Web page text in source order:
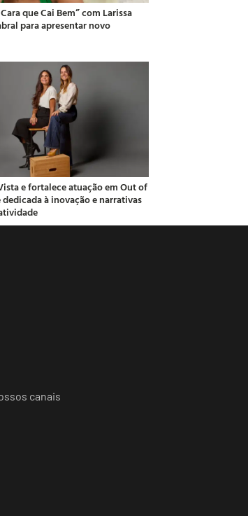
que Cai Bem” com Larissa
para apresentar novo
e fortalece atuação em Out of
à inovação e narrativas
canais